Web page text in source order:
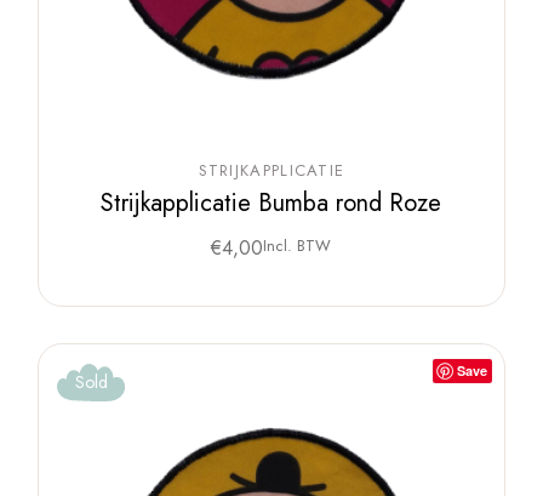
STRIJKAPPLICATIE
Strijkapplicatie Bumba rond Roze
€4,00Incl. BTW
Save
Sold